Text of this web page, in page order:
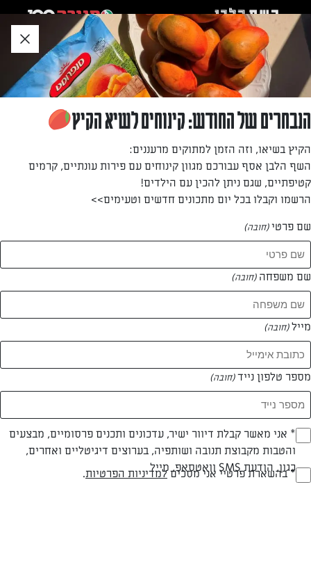
לאזור
תוכן
תחתון
חזרה לעמוד הבית
שרון דור
—
המתכונים של
1 מתכונים
לזניה קלאסית
הנבחרים של החודש: קינוחים לשיא הקיץ
הקיץ בשיאו, וזה הזמן למתוקים מרעננים:
השף הלבן אסף עבורכם מגוון קינוחים עם פירות עונתיים, קרמים
קטיפתיים, שגם ניתן להכין עם הילדים!
הרשמו וקבלו בכל יום מתכונים חדשים וטעימים>>
שם פרטי(חובה)
שם משפחה (חובה)
מייל(חובה)
מספר טלפון נייד(חובה)
Opt_In
(חובה)
* אני מאשר קבלת דיוור ישיר, עדכונים ותכנים פרסומיים, מבצעים
והטבות מקבוצת תנובה ושותפיה, בערוצים דיגיטליים ואחרים,
כגון, הודעת SMS וואטסאפ, מייל
RegulationsApproved
* בהשארת פרטיי אני מסכיםלמדיניות הפרטיות.